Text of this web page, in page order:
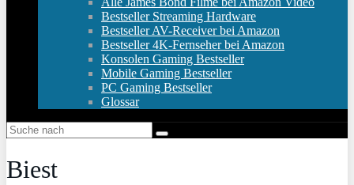
Bestseller Streaming Hardware
Bestseller AV-Receiver bei Amazon
Bestseller 4K-Fernseher bei Amazon
Konsolen Gaming Bestseller
Mobile Gaming Bestseller
PC Gaming Bestseller
Glossar
Biest